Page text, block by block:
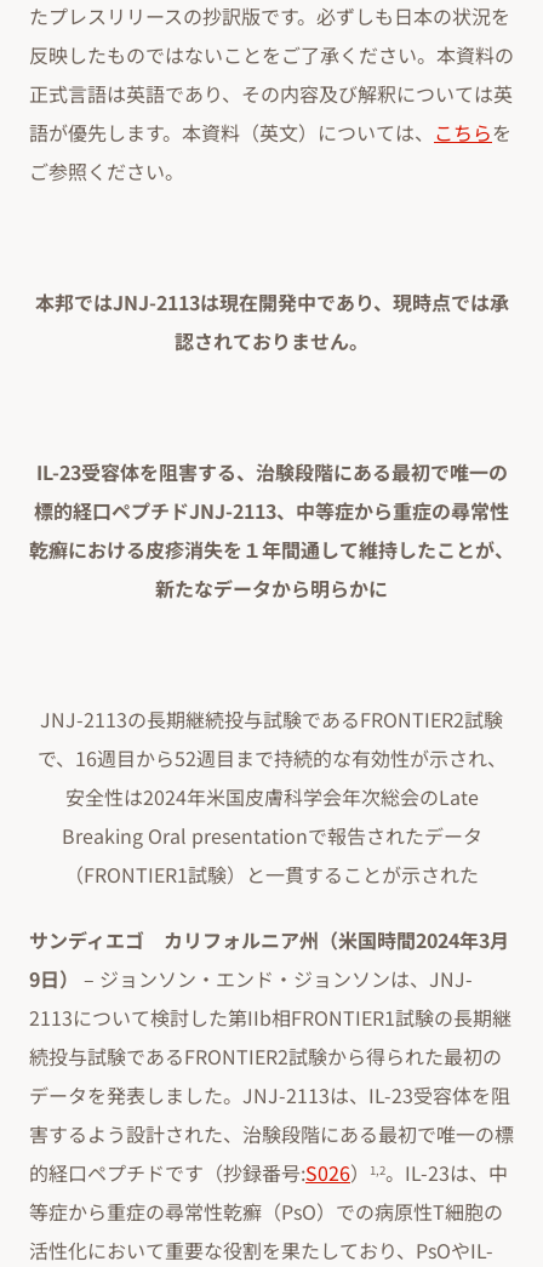
たプレスリリースの抄訳版です。必ずしも日本の状況を
反映したものではないことをご了承ください。本資料の
正式言語は英語であり、その内容及び解釈については英
語が優先します。本資料（英文）については、 こちらを
ご参照ください。
本邦ではJNJ-2113は現在開発中であり、現時点では承
認されておりません。
IL-23受容体を阻害する、治験段階にある最初で唯一の
標的経口ペプチドJNJ-2113、中等症から重症の尋常性
乾癬における皮疹消失を１年間通して維持したことが、
新たなデータから明らかに
JNJ-2113の長期継続投与試験であるFRONTIER2試験
で、16週目から52週目まで持続的な有効性が示され、
安全性は2024年米国皮膚科学会年次総会のLate
Breaking Oral presentationで報告されたデータ
（FRONTIER1試験）と一貫することが示された
サンディエゴ カリフォルニア州（米国時間2024年3月
9日） – ジョンソン・エンド・ジョンソンは、JNJ-
2113について検討した第IIb相FRONTIER1試験の長期継
続投与試験であるFRONTIER2試験から得られた最初の
データを発表しました。JNJ-2113は、IL-23受容体を阻
害するよう設計された、治験段階にある最初で唯一の標
的経口ペプチドです（抄録番号:S026） 1,2。IL-23は、中
等症から重症の尋常性乾癬（PsO）での病原性T細胞の
活性化において重要な役割を果たしており、PsOやIL-